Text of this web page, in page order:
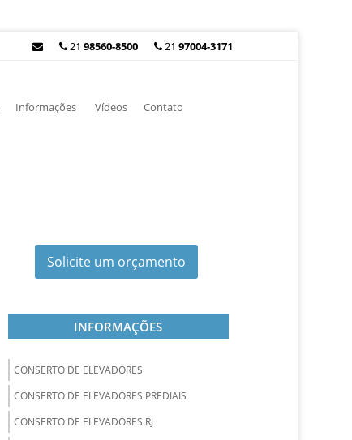
2197004-3171
2198560-8500
Informações Vídeos Contato
Solicite um orçamento
INFORMAÇÕES
CONSERTO DE ELEVADORES
CONSERTO DE ELEVADORES PREDIAIS
CONSERTO DE ELEVADORES RJ